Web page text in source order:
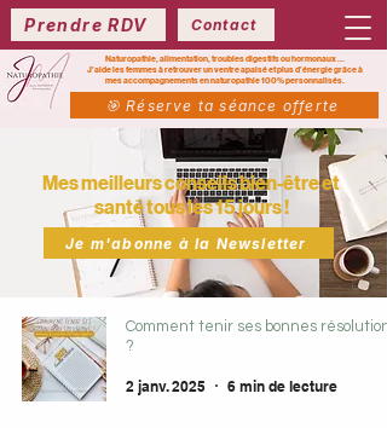
Prendre RDV Contact
Naturopathie, alimentation, troubles digestifs ou hormonaux ...
J’aide les femmes à retrouver un ventre apaisé et plus d’énergie grâce à
mesaccompagnements en naturopathie 100% personnalisés.
🎯 Réserve ta séance offerte
Mes meilleurs conseils bien-être et
santé tous les 15 jours !
Je m'abonne à la Newsletter
Comment tenir ses bonnes
?
2 janv. 2025 6 min de lecture